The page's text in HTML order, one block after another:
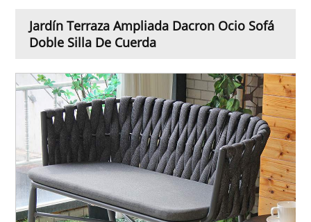
Jardín Terraza Ampliada Dacron Ocio Sofá
Doble Silla De Cuerda